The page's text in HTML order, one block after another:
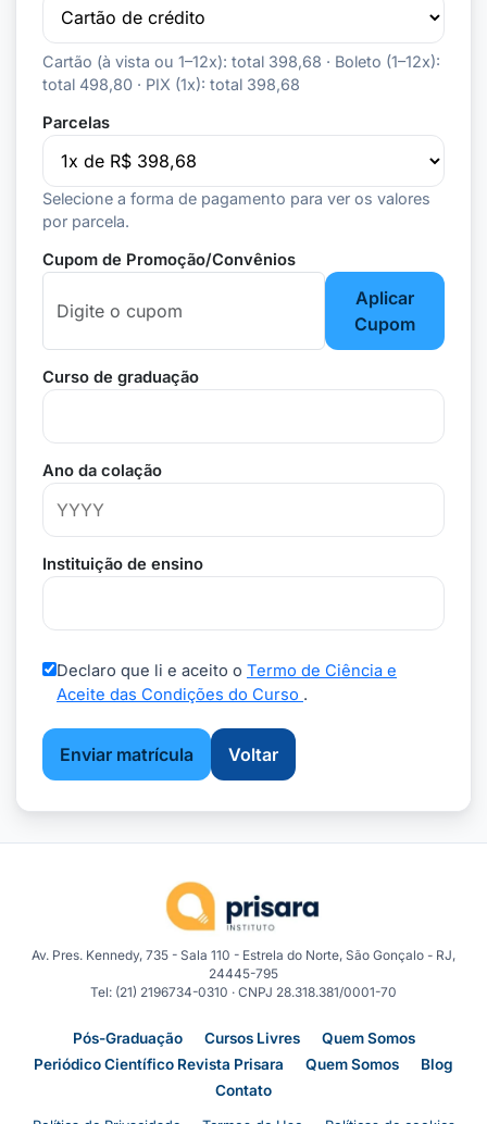
Cartão (à vista ou 1–12x): total 398,68 · Boleto (1–12x):
total 498,80 · PIX (1x): total 398,68
Parcelas
Selecione a forma de pagamento para ver os valores
por parcela.
Cupom de Promoção/Convênios
Aplicar
Cupom
Curso de graduação
Ano da colação
Instituição de ensino
Declaro que li e aceito o Termo de Ciência e
Aceite das Condições do Curso .
Enviar matrícula Voltar
Av. Pres. Kennedy, 735 - Sala 110 - Estrela do Norte, São Gonçalo - RJ,
24445-795
Tel: (21) 2196734-0310 · CNPJ 28.318.381/0001-70
Pós-Graduação Cursos Livres
Quem Somos
Periódico Científico Revista Prisara
Quem Somos
Blog
Contato